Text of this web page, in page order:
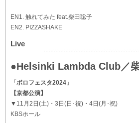
EN1. 触れてみた feat.柴田聡子
EN2. PIZZASHAKE
Live
●Helsinki Lambda Club／
「ボロフェスタ2024」
【京都公演】
▼11月2日(土)・3日(日･祝)・4日(月･祝)
KBSホール